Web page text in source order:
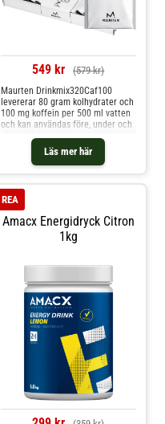
549 kr (579 kr)
Läs mer här
Maurten Drinkmix320Caf100
levererar 80 gram kolhydrater och
100 mg koffein per 500 ml vatten
och kan användas före, under och
efter träning. Hydrogeltekniken
stimulerar en smidig transport
genom magen och in i tarmen.
Som ett resultat, kolhydrater, salt
drycken omvan
Amacx Energidryck Citron
1kg
REA